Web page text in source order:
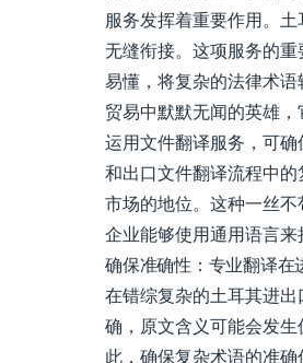
服务发挥着重要作用。
无缝衔接。这项服务的
易懂，将复杂的法律术
贸易中默默无闻的英雄
运用文件翻译服务，可
和出口文件翻译流程中
市场的地位。这种一丝
企业能够使用通用语言来
确保准确性：专业翻译在
在错综复杂的土耳其进
确，原文含义可能会发
此，确保复杂术语的准